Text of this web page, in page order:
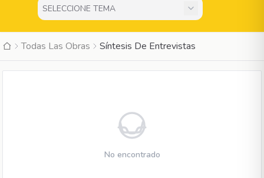
Todas Las Obras Síntesis De Entrevistas
No encontrado